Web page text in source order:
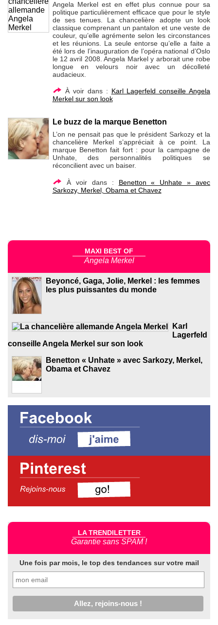
Angela Merkel est en effet plus connue pour sa
politique particulièrement efficace que pour le style
de ses tenues. La chancelière adopte un look
classique comprenant un pantalon et une veste de
couleur, qu’elle agrémente selon les circonstances
et les réunions. La seule entorse qu’elle a faite a
été lors de l’inauguration de l’opéra national d’Oslo
le 12 avril 2008. Angela Markel y arborait une robe
longue en velours noir avec un décolleté
audacieux.
À voir dans : Karl Lagerfeld conseille Angela
Merkel sur son look
Le buzz de la marque Benetton
L’on ne pensait pas que le président Sarkozy et la
chancelière Merkel s’appréciait à ce point. La
marque Benetton fait fort : pour la campagne de
Unhate, des personnalités politiques se
réconcilient avec un baiser.
À voir dans : Benetton « Unhate » avec
Sarkozy, Merkel, Obama et Chavez
MAXI BEST OF
Angela Merkel
Beyoncé, Gaga, Jolie, Merkel : les femmes
les plus puissantes du monde
Karl
Lagerfeld
conseille Angela Merkel sur son look
Benetton « Unhate » avec Sarkozy, Merkel,
Obama et Chavez
LA TRENDILETTER
Garantie sans SPAM !
Une fois par mois, le top des tendances sur votre mail